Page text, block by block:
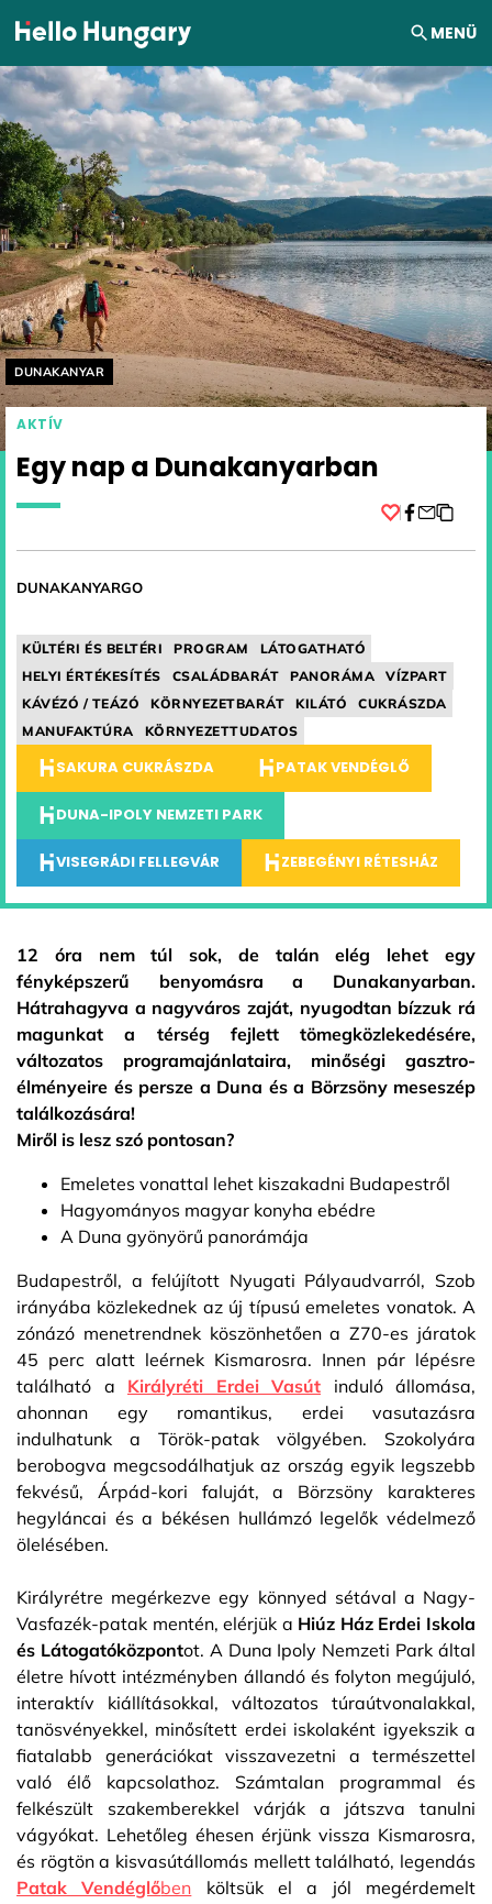
Ugrás a tartalomhoz MENÜ
Helyszín címkék:
DUNAKANYAR
AKTÍV
Egy nap a Dunakanyarban
DUNAKANYARGO
KÜLTÉRI ÉS BELTÉRI PROGRAM
LÁTOGATHATÓ
HELYI ÉRTÉKESÍTÉS
CSALÁDBARÁT PANORÁMA
VÍZPART
KÁVÉZÓ / TEÁZÓ
KÖRNYEZETBARÁT KILÁTÓ
CUKRÁSZDA
MANUFAKTÚRA
KÖRNYEZETTUDATOS
SAKURA CUKRÁSZDA PATAK VENDÉGLŐ
DUNA-IPOLY NEMZETI PARK
VISEGRÁDI FELLEGVÁR ZEBEGÉNYI RÉTESHÁZ
12 óra nem túl sok, de talán elég lehet egy
fényképszerű benyomásra a Dunakanyarban.
Hátrahagyva a nagyváros zaját, nyugodtan bízzuk rá
magunkat a térség fejlett tömegközlekedésére,
változatos programajánlataira, minőségi gasztro-
élményeire és persze a Duna és a Börzsöny meseszép
találkozására!
Miről is lesz szó pontosan?
Emeletes vonattal lehet kiszakadni Budapestről
Hagyományos magyar konyha ebédre
A Duna gyönyörű panorámája
Budapestről, a felújított Nyugati Pályaudvarról, Szob
irányába közlekednek az új típusú emeletes vonatok. A
zónázó menetrendnek köszönhetően a Z70-es járatok
45 perc alatt leérnek Kismarosra. Innen pár lépésre
található a
Királyréti Erdei Vasút induló állomása,
ahonnan egy romantikus, erdei vasutazásra
indulhatunk a Török-patak völgyében. Szokolyára
berobogva megcsodálhatjuk az ország egyik legszebb
fekvésű, Árpád-kori faluját, a Börzsöny karakteres
hegyláncai és a békésen hullámzó legelők védelmező
ölelésében.
Királyrétre megérkezve egy könnyed sétával a Nagy-
Vasfazék-patak mentén, elérjük a Hiúz Ház Erdei Iskola
és Látogatóközpontot. A Duna Ipoly Nemzeti Park által
életre hívott intézményben állandó és folyton megújuló,
interaktív kiállításokkal, változatos túraútvonalakkal,
tanösvényekkel, minősített erdei iskolaként igyekszik a
fiatalabb generációkat visszavezetni a természettel
való élő kapcsolathoz. Számtalan programmal és
felkészült szakemberekkel várják a játszva tanulni
vágyókat. Lehetőleg éhesen érjünk vissza Kismarosra,
és rögtön a kisvasútállomás mellett található, legendás
Patak Vendéglőben költsük el a jól megérdemelt